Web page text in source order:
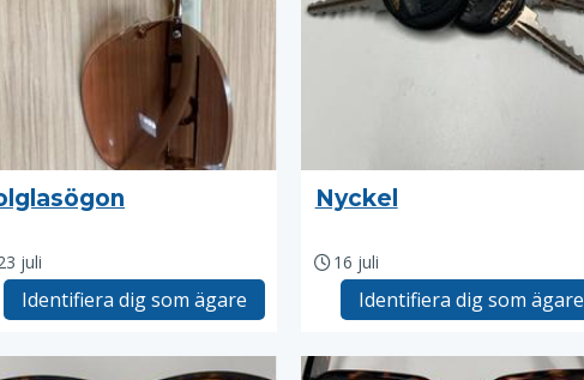
juli
Identifiera dig som ägare
Nyckel
16 juli
Identifiera dig som ägare